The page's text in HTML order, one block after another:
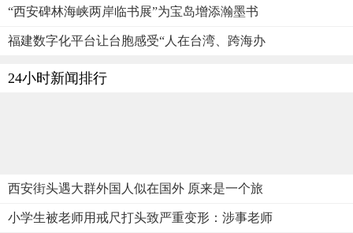
“西安碑林海峡两岸临书展”为宝岛增添瀚墨书
福建数字化平台让台胞感受“人在台湾、跨海办
24小时新闻排行
西安街头遇大群外国人似在国外 原来是一个旅
小学生被老师用戒尺打头致严重变形：涉事老师